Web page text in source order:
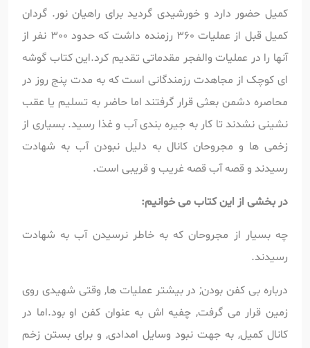
کمیل حضور دارد و خورشیدی گردید برای راهیان نور. گردان
کمیل قبل از عملیات 360 رزمنده داشت که حدود 300 نفر از
آنها را در عملیات والفجر مقدماتی تقدیم کرد.این کتاب گوشه
ای کوچک از مجاهدت رزمندگانی است که به مدت پنج روز در
محاصره دشمن بعثی قرار گرفتند اما حاضر به تسلیم یا عقب
نشینی نشدند تا کار به جیره بندی آب و غذا رسید. بسیاری از
زخمی ها و مجروحان کانال به دلیل نبودن آب به شهادت
رسیدند و قصه آب قصه غریب و قریبی است.
در بخشی از این کتاب می خوانیم:
چه بسیار از مجروحان که به خاطر نرسیدن آب به شهادت
رسیدند.
درباره بی کفن بودن; در بیشتر عملیات ها, وقتی شهیدی روی
زمین قرار می گرفت, چفیه اش به عنوان کفن او بود.اما در
کانال کمیل, به جهت نبود وسایل امدادی, و برای بستن زخم